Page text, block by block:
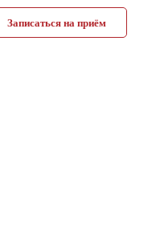
Записаться на приём